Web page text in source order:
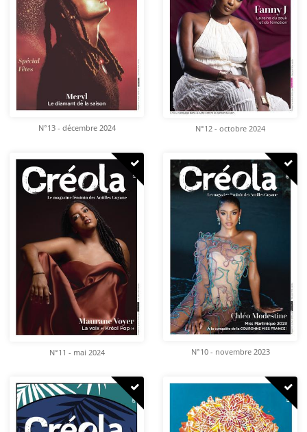
N°13 - décembre 2024 N°12 - octobre 2024
N°11 - mai 2024 N°10 - novembre 2023